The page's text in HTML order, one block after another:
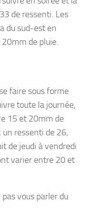
de ressenti. Les
du sud-est en
de pluie.
faire sous forme
toute la journée,
15 et 20mm de
un ressenti de 26,
de jeudi à vendredi
varier entre 20 et
vous parler du